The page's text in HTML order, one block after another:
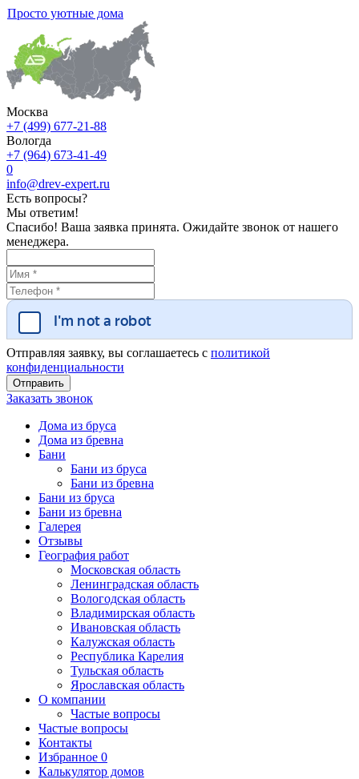
Просто уютные дома
Москва
+7 (499) 677-21-88
Вологда
+7 (964) 673-41-49
0
info@drev-expert.ru
Есть вопросы?
Мы ответим!
Спасибо! Ваша заявка принята. Ожидайте звонок от нашего
менеджера.
Отправляя заявку, вы соглашаетесь с политикой
конфиденциальности
Заказать звонок
Дома из бруса
Дома из бревна
Бани
Бани из бруса
Бани из бревна
Бани из бруса
Бани из бревна
Галерея
Отзывы
География работ
Московская область
Ленинградская область
Вологодская область
Владимирская область
Ивановская область
Калужская область
Республика Карелия
Тульская область
Ярославская область
О компании
Частые вопросы
Частые вопросы
Контакты
Избранное 0
Калькулятор домов